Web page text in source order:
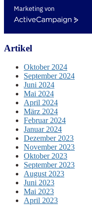
Marketing von
ActiveCampaign
Artikel
Oktober 2024
September 2024
Juni 2024
Mai 2024
April 2024
März 2024
Februar 2024
Januar 2024
Dezember 2023
November 2023
Oktober 2023
September 2023
August 2023
Juni 2023
Mai 2023
April 2023